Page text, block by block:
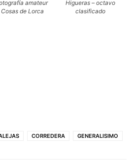
amateur
Cosas de Lorca
Higueras – octavo
clasificado
CORREDERA GENERALISIMO